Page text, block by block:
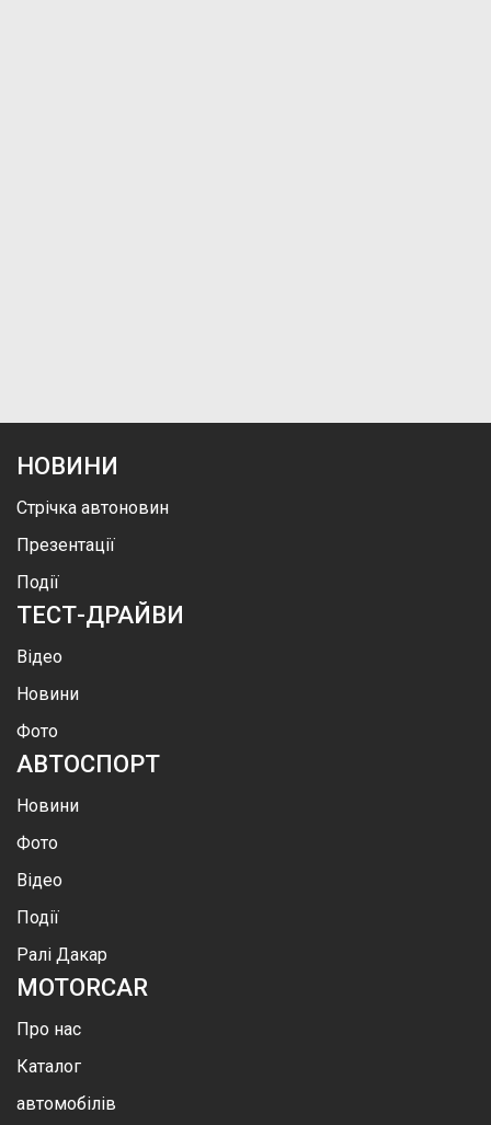
НОВИНИ
Стрічка автоновин
Презентації
Події
ТЕСТ-ДРАЙВИ
Відео
Новини
Фото
АВТОСПОРТ
Новини
Фото
Відео
Події
Ралі Дакар
MOTORCAR
Про нас
Каталог
автомобілів